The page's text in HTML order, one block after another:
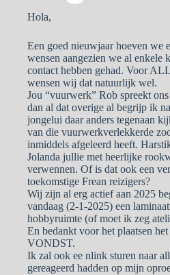
Hola,
Een goed nieuwjaar hoeven we
wensen aangezien we al enkele
contact hebben gehad. Voor
wensen wij dat natuurlijk wel.
Jou “vuurwerk” Rob spreekt
dan al dat overige al begrijp ik
jongelui daar anders tegenaan
van die vuurwerkverlekkerde
inmiddels afgeleerd heeft.
Jolanda jullie met heerlijke
verwennen. Of is dat ook een
toekomstige Frean reizigers?
Wij zijn al erg actief aan 2025
vandaag (2-1-2025) een
hobbyruimte (of moet ik zeg
En bedankt voor het plaatsen
VONDST.
Ik zal ook ee nlink sturen naar
gereageerd hadden op mijn